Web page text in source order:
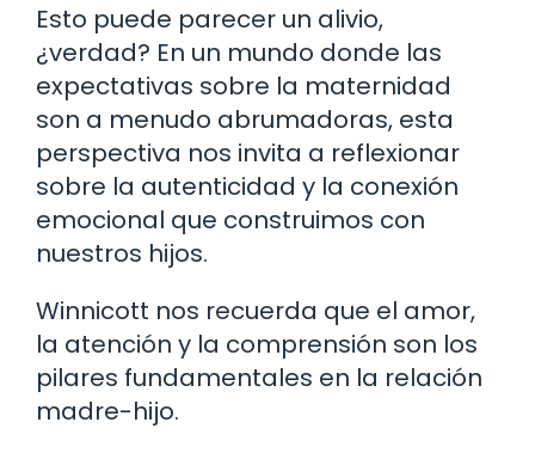
Esto puede parecer un alivio,
¿verdad? En un mundo donde las
expectativas sobre la maternidad
son a menudo abrumadoras, esta
perspectiva nos invita a reflexionar
sobre la autenticidad y la conexión
emocional que construimos con
nuestros hijos.
Winnicott nos recuerda que el amor,
la atención y la comprensión son los
pilares fundamentales en la relación
madre-hijo.